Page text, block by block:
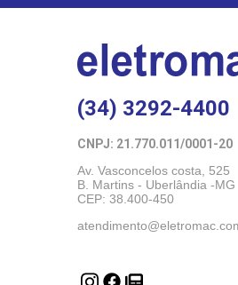
(34) 3292-4400
CNPJ: 21.770.011/0001-20
Av. Vasconcelos costa, 525
B. Martins - Uberlândia -MG
CEP: 38.400-450